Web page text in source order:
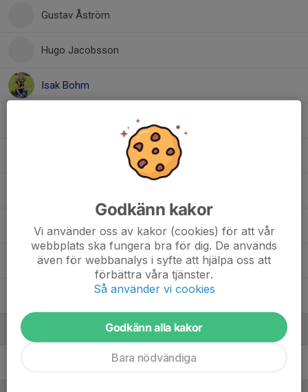
Gustav Åström
Hugo Jacobsson
Isak Bohm
Max Janveden
Milo Svensson
Theodor Eriksson Sköld
Ledare
Tränare
Godkänn kakor
Vi använder oss av kakor (cookies) för att vår
webbplats ska fungera bra för dig. De används
även för webbanalys i syfte att hjälpa oss att
förbättra våra tjänster.
Så använder vi cookies
Godkänn alla kakor
Bara nödvändiga